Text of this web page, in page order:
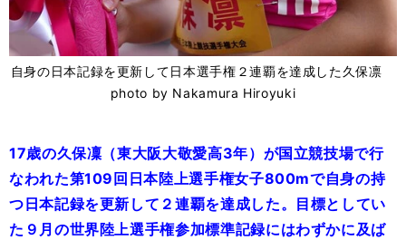
自身の日本記録を更新して日本選手権２連覇を達成した久保凛
photo by Nakamura Hiroyuki
17歳の久保凜（東大阪大敬愛高3年）が国立競技場で行
なわれた第109回日本陸上選手権女子800mで自身の持
つ日本記録を更新して２連覇を達成した。目標としてい
た９月の世界陸上選手権参加標準記録にはわずかに及ば